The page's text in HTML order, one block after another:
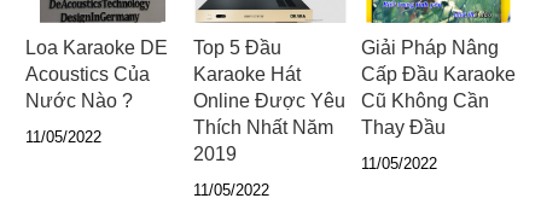
Loa Karaoke DE
Acoustics Của
Nước Nào ?
11/05/2022
Top 5 Đầu
Karaoke Hát
Online Được Yêu
Thích Nhất Năm
2019
11/05/2022
Giải Pháp Nâng
Cấp Đầu Karaoke
Cũ Không Cần
Thay Đầu
11/05/2022